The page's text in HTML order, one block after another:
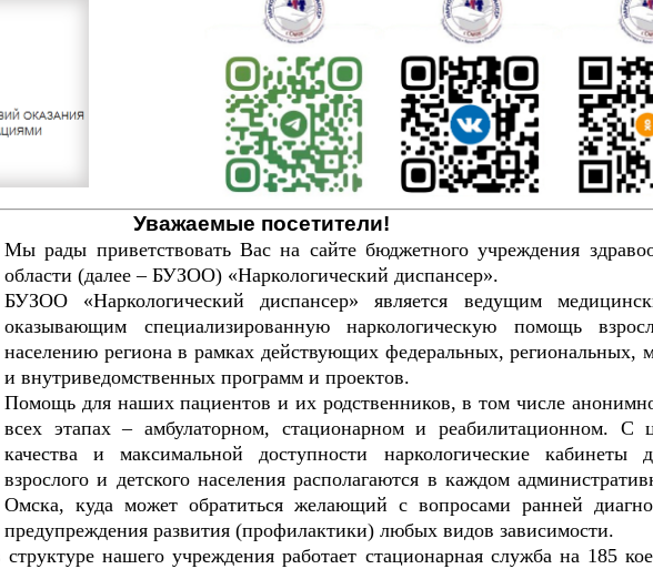
Уважаемые посетители!
Мы рады приветствовать Вас на сайте бюджетного учреждения
области (далее – БУЗОО) «Наркологический диспансер».
БУЗОО «Наркологический диспансер» является ведущим
оказывающим специализированную наркологическую помощь
населению региона в рамках действующих федеральных, региональных,
и внутриведомственных программ и проектов.
Помощь для наших пациентов и их родственников, в том числе
всех этапах – амбулаторном, стационарном и реабилитационном. С
качества и максимальной доступности наркологические кабинеты
взрослого и детского населения располагаются в каждом
Омска, куда может обратиться желающий с вопросами ранней
предупреждения развития (профилактики) любых видов зависимости.
нашего учреждения работает стационарная служба на 185